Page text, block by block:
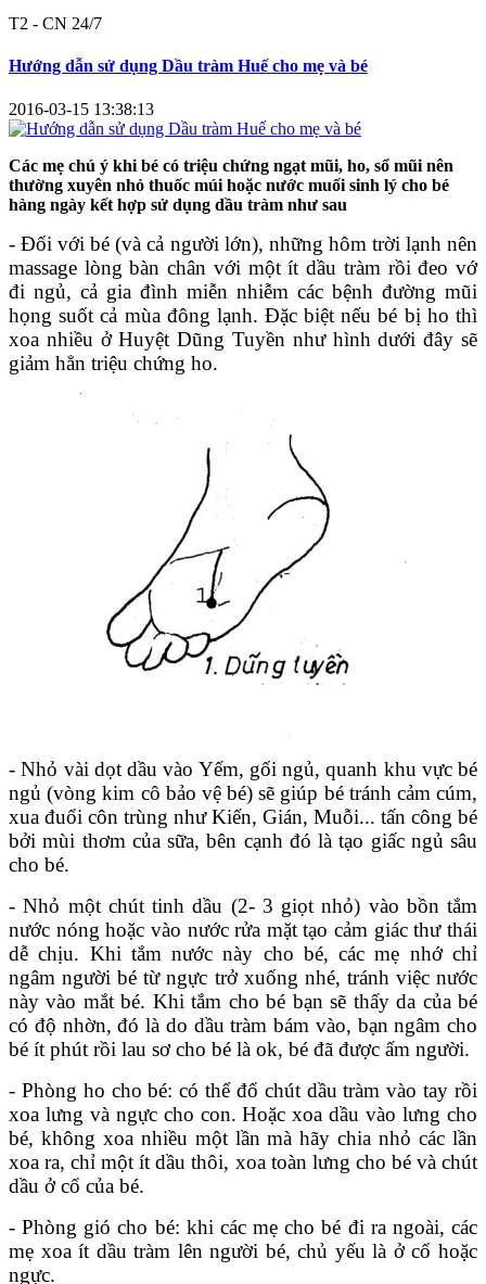
T2 - CN 24/7
Hướng dẫn sử dụng Dầu tràm Huế cho mẹ và bé
2016-03-15 13:38:13
Các mẹ chú ý khi bé có triệu chứng ngạt mũi, ho, sổ mũi nên
thường xuyên nhỏ thuốc múi hoặc nước muối sinh lý cho bé
hàng ngày kết hợp sử dụng dầu tràm như sau
- Đối với bé (và cả người lớn), những hôm trời lạnh nên
massage lòng bàn chân với một ít dầu tràm rồi đeo vớ
đi ngủ, cả gia đình miễn nhiễm các bệnh đường mũi
họng suốt cả mùa đông lạnh. Đặc biệt nếu bé bị ho thì
xoa nhiều ở Huyệt Dũng Tuyền như hình dưới đây sẽ
giảm hẳn triệu chứng ho.
- Nhỏ vài dọt dầu vào Yếm, gối ngủ, quanh khu vực bé
ngủ (vòng kim cô bảo vệ bé) sẽ giúp bé tránh cảm cúm,
xua đuổi côn trùng như Kiến, Gián, Muỗi... tấn công bé
bởi mùi thơm của sữa, bên cạnh đó là tạo giấc ngủ sâu
cho bé.
- Nhỏ một chút tinh dầu (2- 3 giọt nhỏ) vào bồn tắm
nước nóng hoặc vào nước rửa mặt tạo cảm giác thư thái
dễ chịu. Khi tắm nước này cho bé, các mẹ nhớ chỉ
ngâm người bé từ ngực trở xuống nhé, tránh việc nước
này vào mắt bé. Khi tắm cho bé bạn sẽ thấy da của bé
có độ nhờn, đó là do dầu tràm bám vào, bạn ngâm cho
bé ít phút rồi lau sơ cho bé là ok, bé đã được ấm người.
- Phòng ho cho bé: có thể đổ chút dầu tràm vào tay rồi
xoa lưng và ngực cho con. Hoặc xoa dầu vào lưng cho
bé, không xoa nhiều một lần mà hãy chia nhỏ các lần
xoa ra, chỉ một ít dầu thôi, xoa toàn lưng cho bé và chút
dầu ở cổ của bé.
- Phòng gió cho bé: khi các mẹ cho bé đi ra ngoài, các
mẹ xoa ít dầu tràm lên người bé, chủ yếu là ở cổ hoặc
ngực.